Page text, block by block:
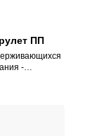
ПП
-
с медом,